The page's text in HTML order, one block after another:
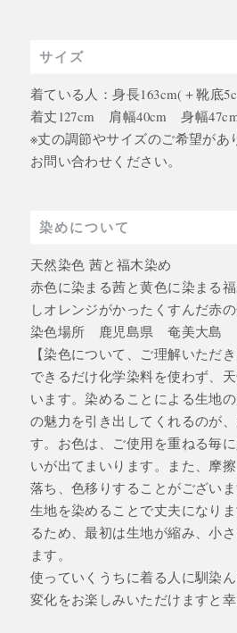
サイズ
着ている人：身長163cm(＋靴底
着丈127cm 肩幅40cm 身幅
※丈の調節やサイズのご希望があ
お問い合わせください。
染めについて
天然染色 茜と福木染め
赤色に染まる茜と黄色に染まる
しオレンジがかったくすんだ赤
染色場所 鹿児島県 奄美大島
【染色について、ご理解いただき
できるだけ化学染料を使わず、
います。染めることによる生地
の魅力を引き出してくれるのが
す。お色は、ご使用を重ねる毎
いが出てまいります。また、摩
落ち、色移りすることがございま
生地を染めることで丈夫になり
るため、最初は生地が縮み、小
ます。
使っていくうちに着る人に馴染
変化をお楽しみいただけますと幸